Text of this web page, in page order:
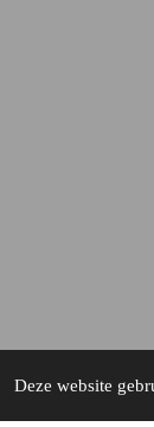
Deze website